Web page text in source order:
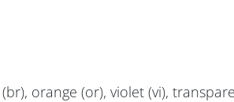
orange (or), violet (vi),